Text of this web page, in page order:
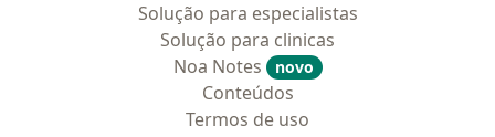
Solução para especialistas
Solução para clinicas
Noa Notes
novo
Conteúdos
Termos de uso